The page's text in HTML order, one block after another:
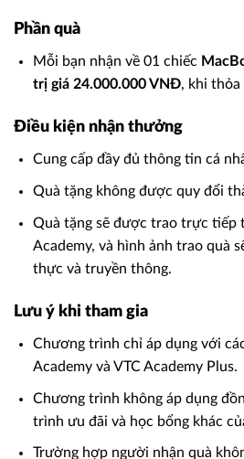
Phần quà
Mỗi bạn nhận về 01 chiếc
trị giá 24.000.000 VNĐ, khi thỏa
Điều kiện nhận thưởng
Cung cấp đầy đủ thông tin cá
Quà tặng không được quy đổi
Quà tặng sẽ được trao trực tiếp
Academy, và hình ảnh trao quà
thực và truyền thông.
Lưu ý khi tham gia
Chương trình chỉ áp dụng với
Academy và VTC Academy Plus.
Chương trình không áp dụng
trình ưu đãi và học bổng khác
Trường hợp người nhận quà